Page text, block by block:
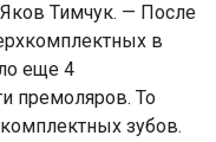
Тимчук. — После
в
еще 4
премоляров. То
зубов.